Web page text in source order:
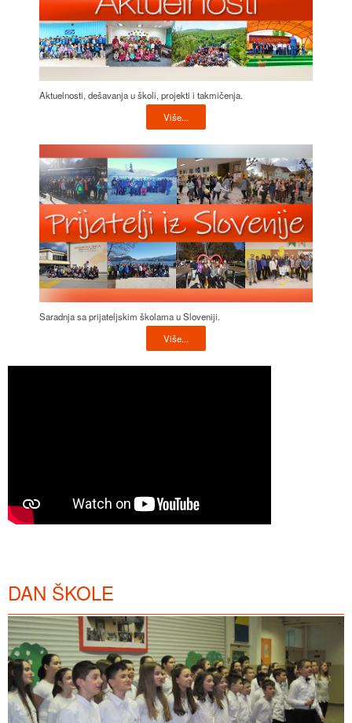
Aktuelnosti, dešavanja u školi, projekti i takmičenja.
Više...
Saradnja sa prijateljskim školama u Sloveniji.
Više...
DAN ŠKOLE